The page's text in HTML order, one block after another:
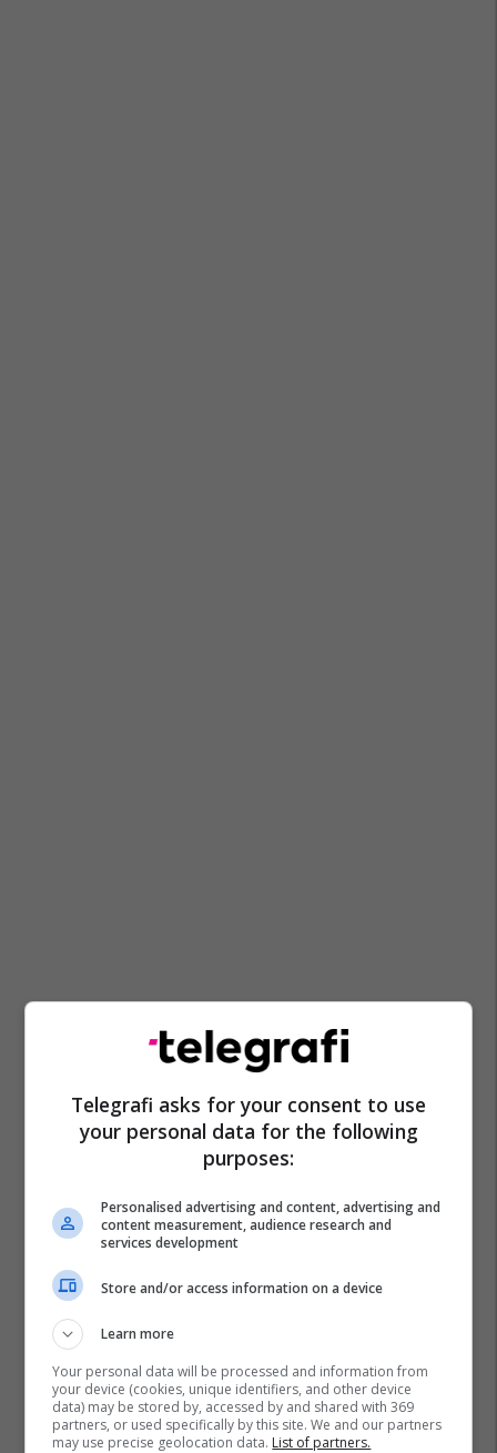
Gjilan Spitali I Gjilanit Nisret Hajrullahu
Telegrafi asks for your consent to use
your personal data for the following
purposes:
Personalised advertising and content, advertising and
content measurement, audience research and
services development
Store and/or access information on a device
Learn more
Your personal data will be processed and information from
your device (cookies, unique identifiers, and other device
data) may be stored by, accessed by and shared with 369
partners, or used specifically by this site. We and our partners
may use precise geolocation data. List of partners.